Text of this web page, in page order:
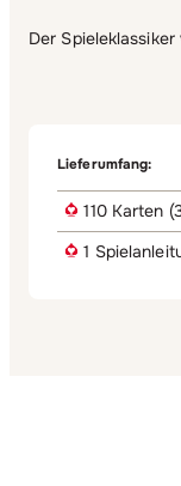
Der
Lieferumfang:
110 Karten
1